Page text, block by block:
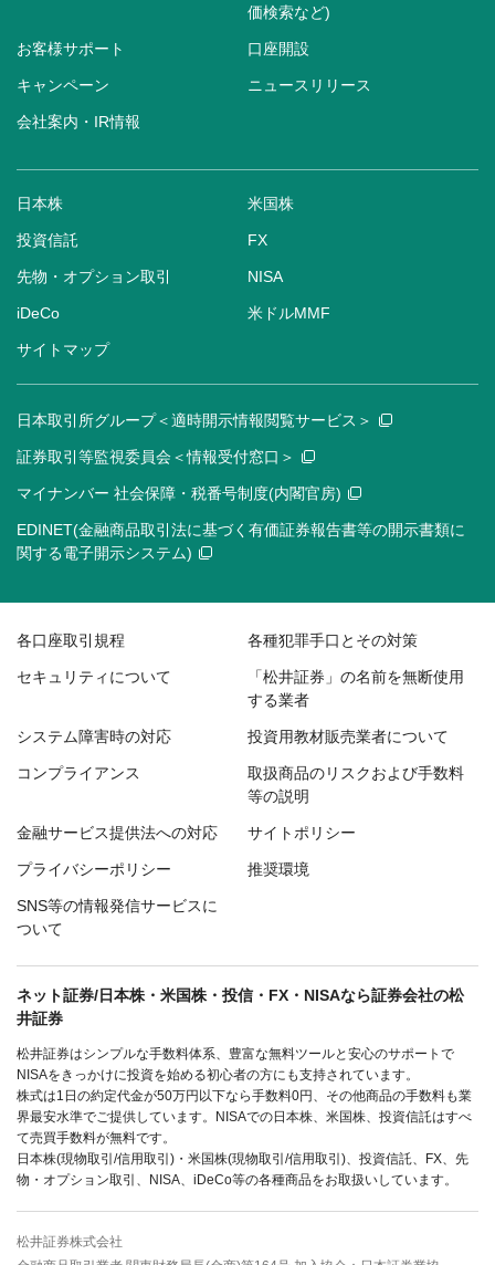
価検索など)
お客様サポート 口座開設
キャンペーン ニュースリリース
会社案内・IR情報
日本株 米国株
投資信託 FX
先物・オプション取引 NISA
iDeCo 米ドルMMF
サイトマップ
日本取引所グループ＜適時開示情報閲覧サービス＞
証券取引等監視委員会＜情報受付窓口＞
マイナンバー 社会保障・税番号制度(内閣官房)
EDINET(金融商品取引法に基づく有価証券報告書等の開示書類に
関する電子開示システム)
各口座取引規程 各種犯罪手口とその対策
セキュリティについて
「松井証券」の名前を無断使用
する業者
システム障害時の対応 投資用教材販売業者について
コンプライアンス
取扱商品のリスクおよび手数料
等の説明
金融サービス提供法への対応 サイトポリシー
プライバシーポリシー 推奨環境
SNS等の情報発信サービスに
ついて
ネット証券/日本株・米国株・投信・FX・NISAなら証券会社の松
井証券
松井証券はシンプルな手数料体系、豊富な無料ツールと安心のサポートで
NISAをきっかけに投資を始める初心者の方にも支持されています。
株式は1日の約定代金が50万円以下なら手数料0円、その他商品の手数料も業
界最安水準でご提供しています。NISAでの日本株、米国株、投資信託はすべ
て売買手数料が無料です。
日本株(現物取引/信用取引)・米国株(現物取引/信用取引)、投資信託、FX、先
物・オプション取引、NISA、iDeCo等の各種商品をお取扱いしています。
松井証券株式会社